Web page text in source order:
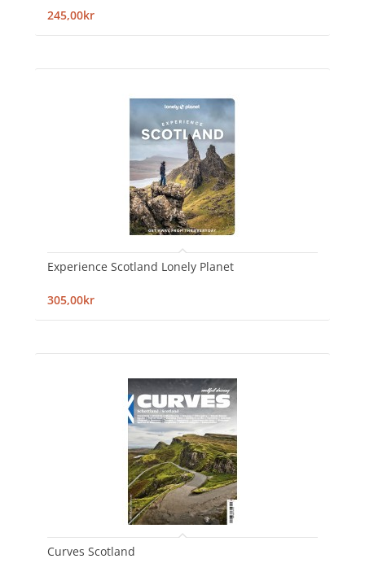
245,00kr
Experience Scotland Lonely Planet
305,00kr
Curves Scotland